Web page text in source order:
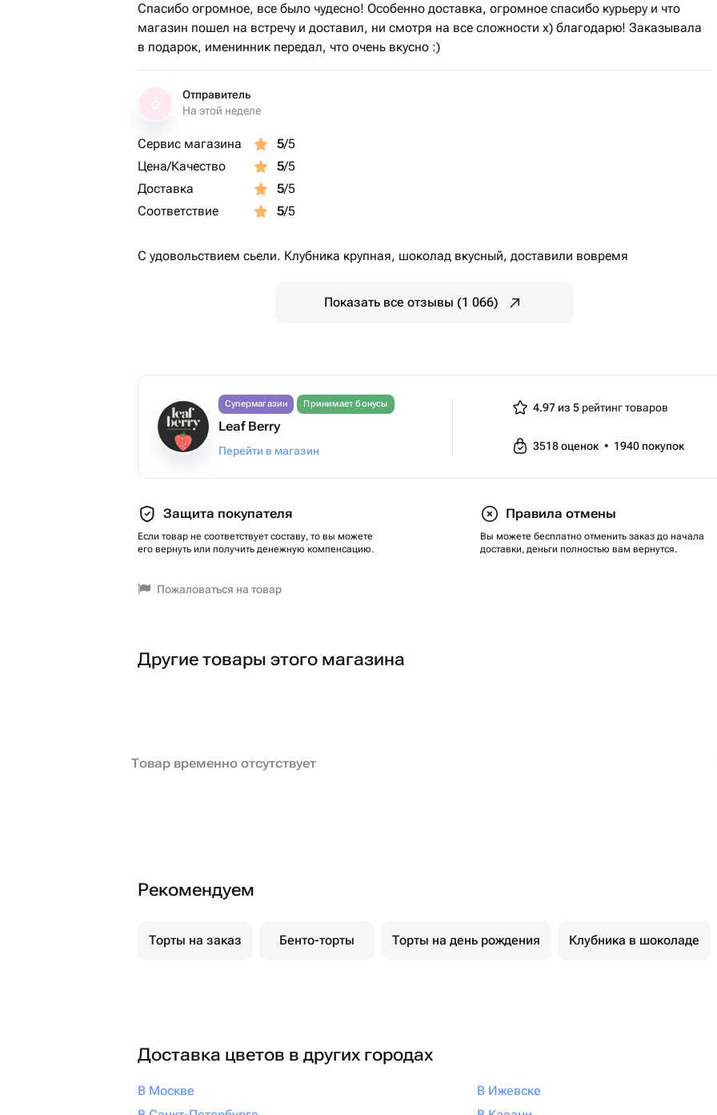
Спасибо огромное, все было чудесно! Особенно доставка, огромное спасибо курьеру и что
магазин пошел на встречу и доставил, ни смотря на все сложности х) благодарю! Заказывала
в подарок, именинник передал, что очень вкусно :)
Отправитель
На этой неделе
Сервис магазина 5/5
Цена/Качество
5/5
Доставка
5/5
Соответствие
5/5
С удовольствием сьели. Клубника крупная, шоколад вкусный, доставили вовремя
Показать все отзывы (1 066)
Супермагазин Принимает бонусы
Leaf Berry
Перейти в магазин
4.97 из 5рейтинг товаров
3518оценок • 1940 покупок
Защита покупателя
Если товар не соответствует составу, то вы можете
его вернуть или получить денежную компенсацию.
Правила отмены
Вы можете бесплатно отменить заказ до начала
доставки, деньги полностью вам вернутся.
Пожаловаться на товар
Другие товары этого магазина
Товар временно отсутствует
Рекомендуем
Торты на заказ Бенто-торты Торты на день рождения Клубника в шоколаде
Доставка цветов в других городах
В Москве
В Ижевске